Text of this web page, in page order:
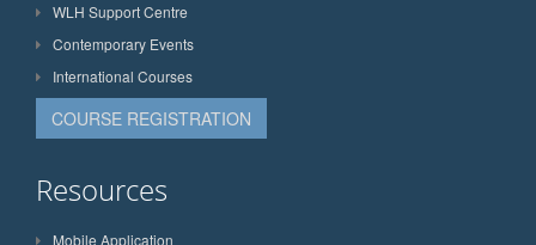
WLH Support Centre
Contemporary Events
International Courses
COURSE REGISTRATION
Resources
Mobile Application